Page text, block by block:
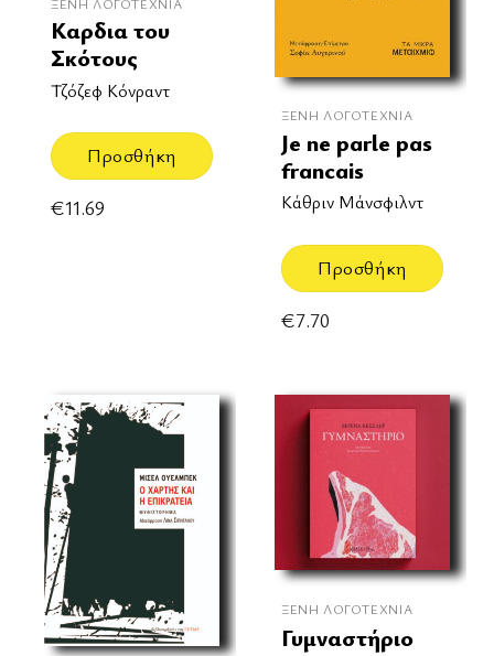
Καρδια του
Σκότους
Τζόζεφ Κόνραντ
Προσθήκη
€11.69
ΞΈΝΗ ΛΟΓΟΤΕΧΝΊΑ
Je ne parle pas
francais
Κάθριν Μάνσφιλντ
Προσθήκη
€7.70
ΞΈΝΗ ΛΟΓΟΤΕΧΝΊΑ
Γυμναστήριο